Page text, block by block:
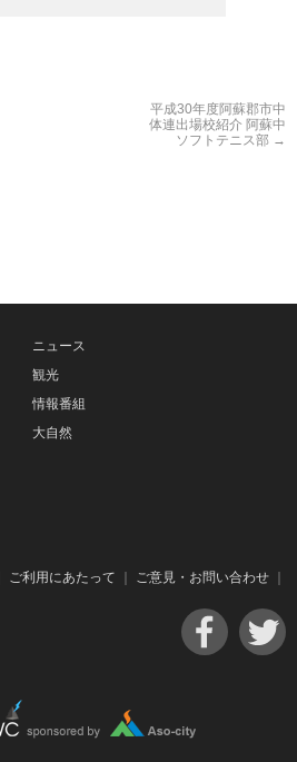
平成30年度阿蘇郡市中
体連出場校紹介 阿蘇中
ソフトテニス部 →
ニュース
観光
情報番組
大自然
ご利用にあたって ご意見・お問い合わせ